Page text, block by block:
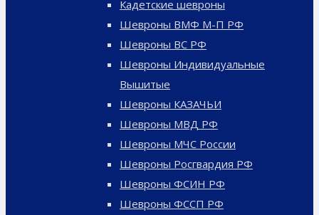
Кадетские шевроны
Шевроны ВМФ М-П РФ
Шевроны ВС РФ
Шевроны Индивидуальные
Вышитые
Шевроны КАЗАЧЬИ
Шевроны МВД РФ
Шевроны МЧС России
Шевроны Росгвардия РФ
Шевроны ФСИН РФ
Шевроны ФССП РФ